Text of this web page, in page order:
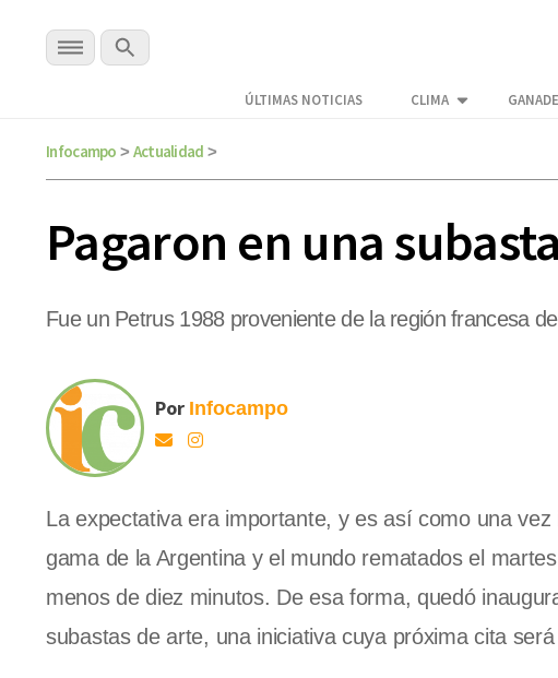
ÚLTIMAS NOTICIAS CLIMA
Infocampo > Actualidad >
Pagaron en una
Fue un Petrus 1988 proveniente de la región francesa
Por Infocampo
La expectativa era importante, y es así como una
gama de la Argentina y el mundo rematados el
menos de diez minutos. De esa forma, quedó
subastas de arte, una iniciativa cuya próxima cita